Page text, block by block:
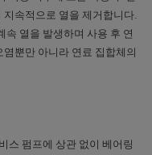
지속적으로 열을 제거합니다
속 열을 발생하며 사용 후 연
뿐만 아니라 연료 집합체의
스 펌프에 상관 없이 베어링